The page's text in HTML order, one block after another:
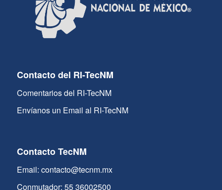
Contacto del RI-TecNM
Comentarios del RI-TecNM
Envíanos un Email al RI-TecNM
Contacto TecNM
Email: contacto@tecnm.mx
Conmutador: 55 36002500